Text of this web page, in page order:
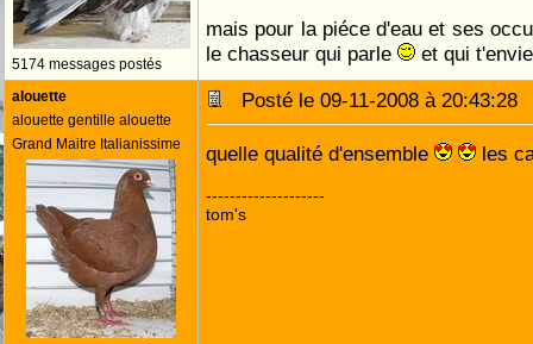
5174 messages postés
mais pour la piéce d'eau et ses
le chasseur qui parle
et qui
alouette
alouette gentille alouette
Grand Maitre Italianissime
Posté le 09-11-2008 à
quelle qualité d'ensemble les
--------------------
tom's